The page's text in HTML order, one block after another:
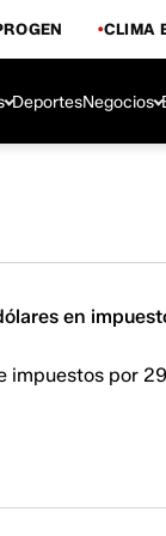
CLIMA
DeportesNegocios
en
impuestos por